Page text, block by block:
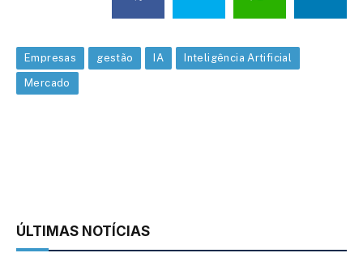
Empresas gestão IA Inteligência Artificial
Mercado
ÚLTIMAS NOTÍCIAS